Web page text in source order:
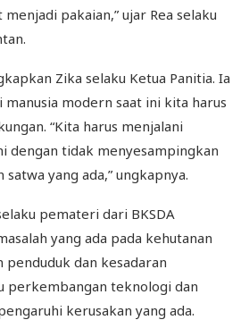
pakaian,” ujar Rea selaku
Zika selaku Ketua Panitia. Ia
manusia modern saat ini kita harus
“Kita harus menjalani
dengan tidak menyesampingkan
yang ada,” ungkapnya.
pemateri dari BKSDA
yang ada pada kehutanan
penduduk dan kesadaran
perkembangan teknologi dan
kerusakan yang ada.